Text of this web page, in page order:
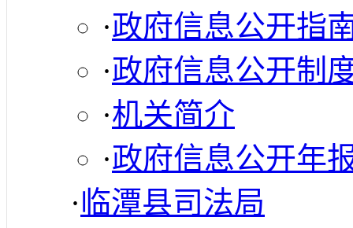
·政府信息公开指
·政府信息公开制
·机关简介
·政府信息公开年
·临潭县司法局